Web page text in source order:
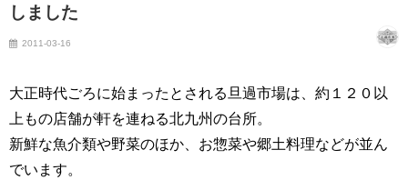
しました
2011-03-16
大正時代ごろに始まったとされる旦過市場は、約１２０以
上もの店舗が軒を連ねる北九州の台所。
新鮮な魚介類や野菜のほか、お惣菜や郷土料理などが並ん
でいます。